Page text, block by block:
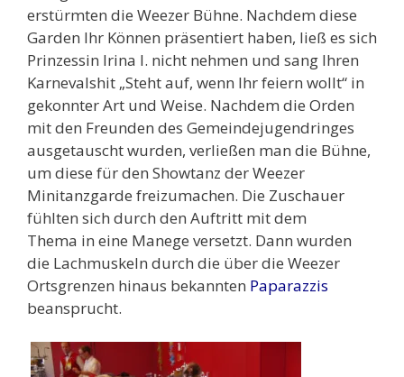
erstürmten die Weezer Bühne. Nachdem diese
Garden Ihr Können präsentiert haben, ließ es sich
Prinzessin Irina I. nicht nehmen und sang Ihren
Karnevalshit „Steht auf, wenn Ihr feiern wollt“ in
gekonnter Art und Weise. Nachdem die Orden
mit den Freunden des Gemeindejugendringes
ausgetauscht wurden, verließen man die Bühne,
um diese für den Showtanz der Weezer
Minitanzgarde freizumachen. Die Zuschauer
fühlten sich durch den Auftritt mit dem
Thema in eine Manege versetzt. Dann wurden
die Lachmuskeln durch die über die Weezer
Ortsgrenzen hinaus bekannten Paparazzis
beansprucht.